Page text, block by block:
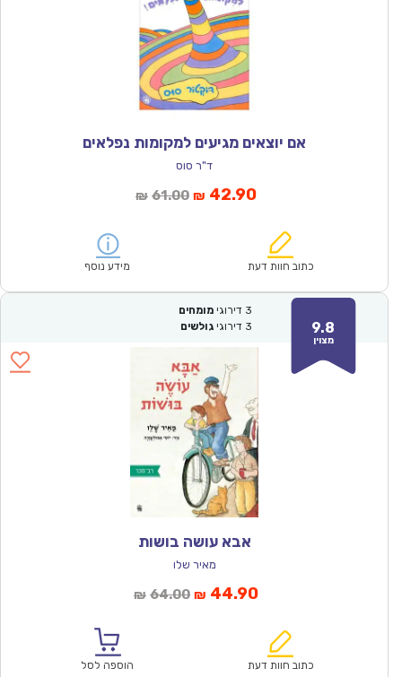
אם יוצאים מגיעים למקומות נפלאים
ד"ר סוס
₪ 61.00המחיר
₪61.00.
₪ 42.90המחיר
הוא:
כתוב חוות דעת מידע נוסף
9.8
מצוין
3 דירוגי מומחים
3 דירוגי גולשים
אבא עושה בושות
מאיר שלו
₪ 64.00המחיר
₪64.00.
₪ 44.90המחיר
הוא:
כתוב חוות דעת הוספה לסל